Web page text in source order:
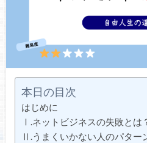
本日の目次
はじめに
Ⅰ.ネットビジネスの失敗とは
Ⅱ.うまくいかない人のパター